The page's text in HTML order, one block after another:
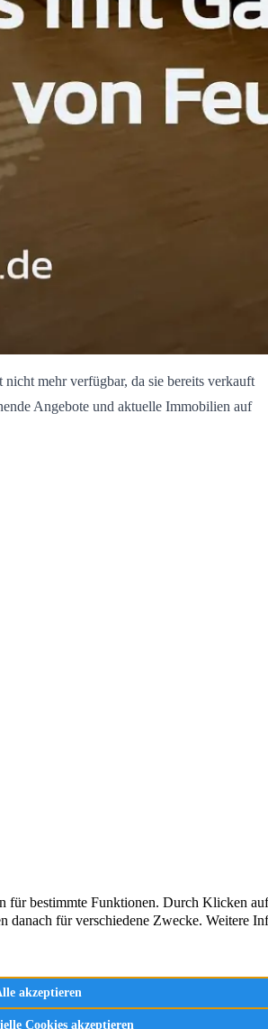
mehr verfügbar, da sie bereits verkauft
Angebote und aktuelle Immobilien auf